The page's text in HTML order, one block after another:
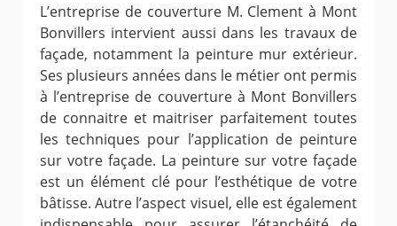
L’entreprise de couverture M. Clement à Mont
Bonvillers intervient aussi dans les travaux de
façade, notamment la peinture mur extérieur.
Ses plusieurs années dans le métier ont permis
à l’entreprise de couverture à Mont Bonvillers
de connaitre et maitriser parfaitement toutes
les techniques pour l’application de peinture
sur votre façade. La peinture sur votre façade
est un élément clé pour l’esthétique de votre
bâtisse. Autre l’aspect visuel, elle est également